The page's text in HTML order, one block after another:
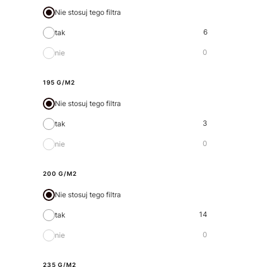
Nie stosuj tego filtra
tak 6
nie 0
195 G/M2
Nie stosuj tego filtra
tak 3
nie 0
200 G/M2
Nie stosuj tego filtra
tak 14
nie 0
235 G/M2